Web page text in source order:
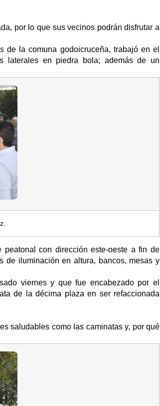
por lo que sus vecinos podrán disfrutar a
de la comuna godoicruceña, trabajó en el
laterales en piedra bola; además de un
con dirección este-oeste a fin de
de iluminación en altura, bancos, mesas y
viernes y que fue encabezado por el
de la décima plaza en ser refaccionada
saludables como las caminatas y, por qué